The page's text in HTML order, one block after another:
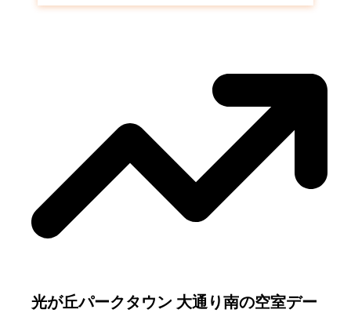
光が丘パークタウン 大通り南の空室デー